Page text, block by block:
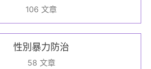
106 文章
性別暴力防治
58 文章